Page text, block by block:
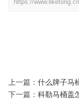
https://
上一篇： 什么牌子马
下一篇： 科勒马桶盖